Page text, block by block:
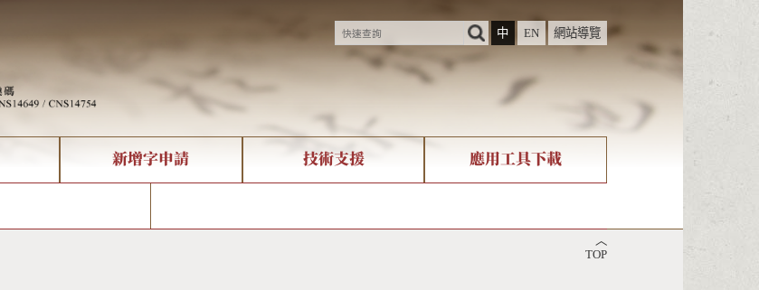
中
EN 網站導覽
新增字申請 技術支援 應用工具下載
︿
TOP